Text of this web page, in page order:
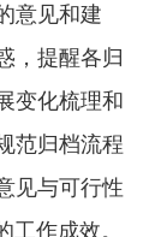
意见和建
，提醒各归
变化梳理和
范归档流程
见与可行性
作成效。